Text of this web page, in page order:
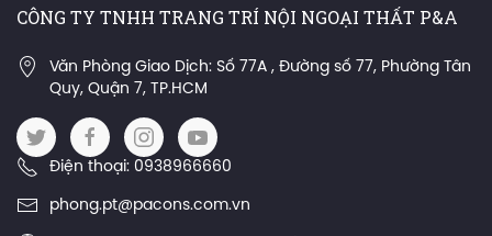
CÔNG TY TNHH TRANG TRÍ NỘI NGOẠI THẤT P&A
Văn Phòng Giao Dịch: Số 77A , Đường số 77, Phường Tân
Quy, Quận 7, TP.HCM
Điện thoại: 0938966660
phong.pt@pacons.com.vn